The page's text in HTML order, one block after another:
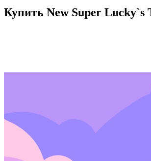
Купить New Super Lucky`s